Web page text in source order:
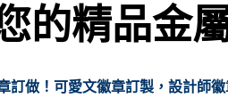
的精品金
訂做！可愛文徽章訂製，設計師